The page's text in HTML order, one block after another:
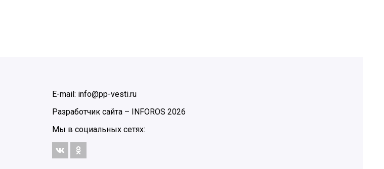
E-mail: info@pp-vesti.ru
Разработчик сайта –
INFOROS 2026
Мы в социальных сетях: